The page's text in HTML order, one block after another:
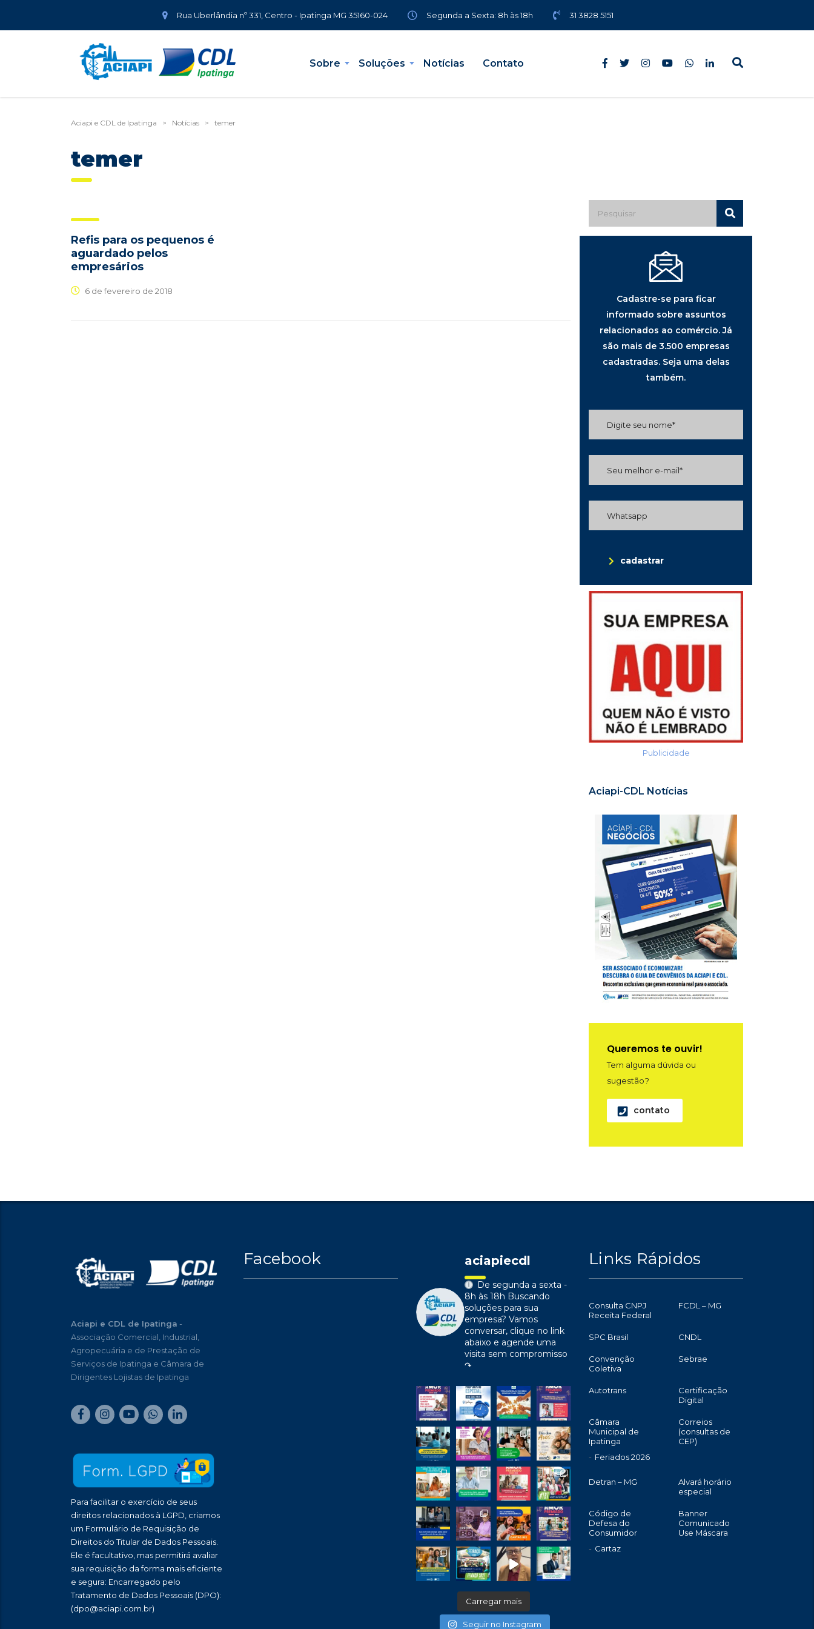
Rua Uberlândia nº 331, Centro - Ipatinga MG 35160-024 Segunda a Sexta: 8h às 18h 31 3828 5151
Sobre Soluções Notícias Contato
Aciapi e CDL de Ipatinga > Notícias > temer
temer
Refis para os pequenos é
aguardado pelos
empresários
6 de fevereiro de 2018
Cadastre-se para ficar
informado sobre assuntos
relacionados ao comércio. Já
são mais de 3.500 empresas
cadastradas. Seja uma delas
também.
cadastrar
Publicidade
Aciapi-CDL Notícias
Queremos te ouvir!
Tem alguma dúvida ou
sugestão?
contato
Aciapi e CDL de Ipatinga -
Associação Comercial, Industrial,
Agropecuária e de Prestação de
Serviços de Ipatinga e Câmara de
Dirigentes Lojistas de Ipatinga
Para facilitar o exercício de seus
direitos relacionados à LGPD, criamos
um Formulário de Requisição de
Direitos do Titular de Dados Pessoais.
Ele é facultativo, mas permitirá avaliar
sua requisição da forma mais eficiente
e segura: Encarregado pelo
Tratamento de Dados Pessoais (DPO):
(dpo@aciapi.com.br)
Facebook aciapiecdl
De segunda a sexta -
8h às 18h Buscando
soluções para sua
empresa? Vamos
conversar, clique no link
abaixo e agende uma
visita sem compromisso
↷
Carregar mais
Seguir no Instagram
Links Rápidos
Consulta CNPJ
Receita Federal
FCDL – MG
SPC Brasil CNDL
Convenção
Coletiva
Sebrae
Autotrans
Certificação
Digital
Câmara
Municipal de
Ipatinga
Feriados 2026
Correios
(consultas de
CEP)
Detran – MG
Alvará horário
especial
Código de
Defesa do
Consumidor
Cartaz
Banner
Comunicado
Use Máscara